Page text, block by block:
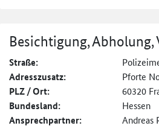
Besichtigung, Abholung,
Straße:
Adresszusatz: Pforte
PLZ / Ort: 60320
Bundesland: Hessen
Ansprechpartner:
Andreas